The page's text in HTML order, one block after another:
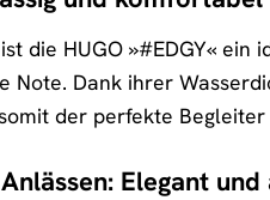
die HUGO »#EDGY«
Note. Dank ihrer
somit der perfekte
Elegant